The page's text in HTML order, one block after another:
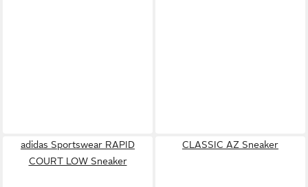
adidas Sportswear RAPID
COURT LOW Sneaker
CLASSIC AZ Sneaker